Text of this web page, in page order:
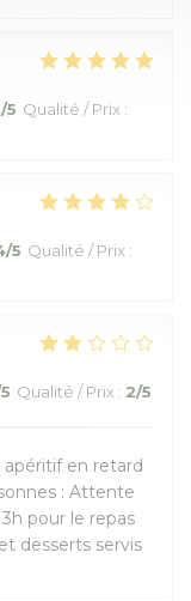
/5 Qualité / Prix :
/5 Qualité / Prix :
Qualité / Prix : 2/5
apéritif en retard
: Attente
pour le repas
desserts servis